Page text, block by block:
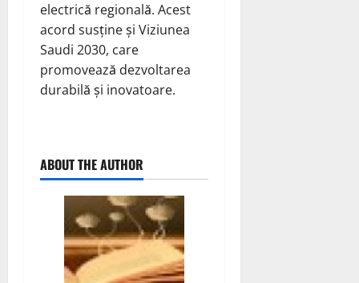
electrică regională. Acest
acord susține și Viziunea
Saudi 2030, care
promovează dezvoltarea
durabilă și inovatoare.
ABOUT THE AUTHOR